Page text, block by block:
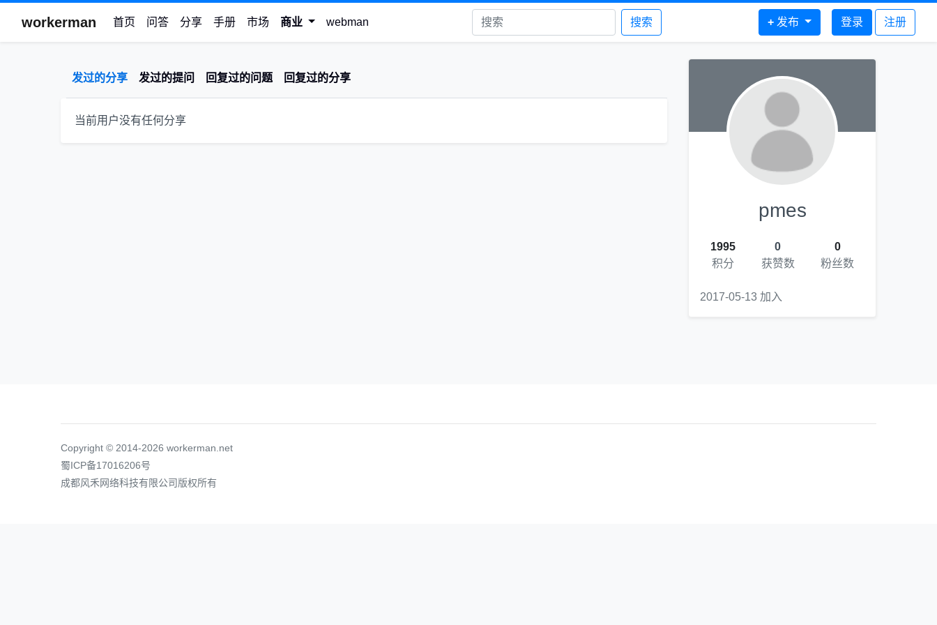
workerman 首页 问答 分享 手册 市场 商业 webman 搜索 + 发布 登录 注册
发过的分享 发过的提问 回复过的问题 回复过的分享
当前用户没有任何分享
pmes
1995
积分
0
获赞数
0
粉丝数
2017-05-13 加入
Copyright © 2014-2026 workerman.net
蜀ICP备17016206号
成都风禾网络科技有限公司版权所有